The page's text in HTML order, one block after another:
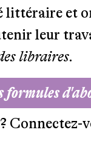
littéraire et
leur
libraires.
formules
Connectez-